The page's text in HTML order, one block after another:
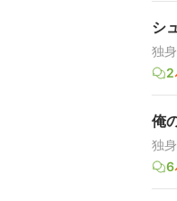
シ
独
2
俺
独
6